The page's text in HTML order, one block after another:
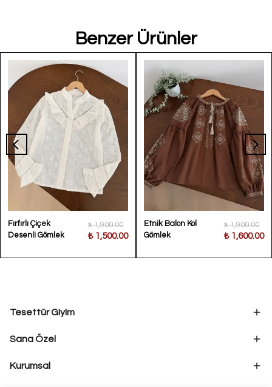
Benzer Ürünler
Fırfırlı Çiçek
Desenli Gömlek
₺ 1,900.00
₺ 1,500.00
Etnik Balon Kol
Gömlek
₺ 1,900.00
₺ 1,600.00
Tesettür Giyim
Sana Özel
Kurumsal